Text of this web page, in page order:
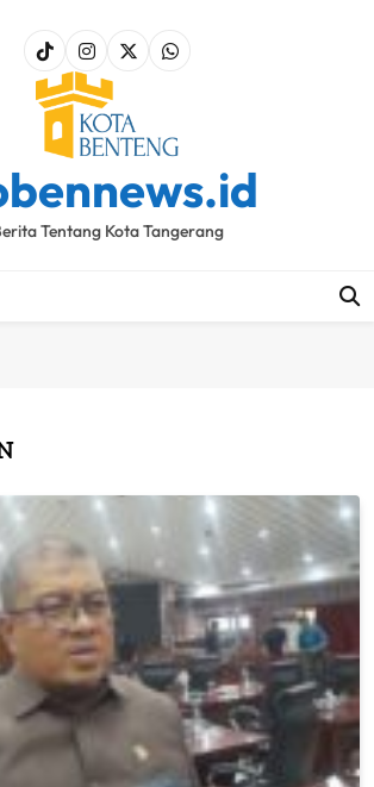
Tentang Kota Tangerang